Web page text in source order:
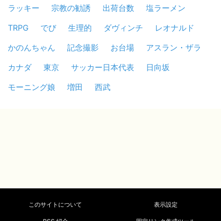
ラッキー
宗教の勧誘 出荷台数
塩ラーメン
TRPG
でび 生理的 ダヴィンチ
レオナルド
かのんちゃん
記念撮影 お台場
アスラン・ザラ
カナダ
東京 サッカー日本代表
日向坂
モーニング娘
増田 西武
このサイトについて 表示設定